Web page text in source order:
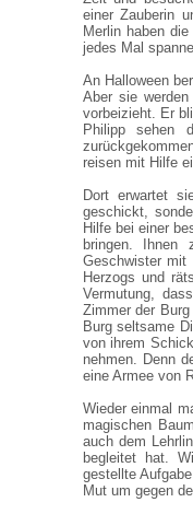
einer Zauberin
Merlin haben
jedes Mal
An Halloween
Aber sie
vorbeizieht. Er
Philipp sehen
reisen mit Hilfe
Dort erwartet
geschickt,
Hilfe bei einer
bringen.
Geschwister
Herzogs und
Vermutung,
Zimmer der
Burg seltsame
von ihrem
nehmen. Denn
eine Armee von
Wieder einmal
magischen
auch dem
begleitet hat.
gestellte
Mut um gegen